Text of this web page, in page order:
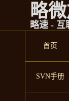
略
略速 - 互
首页
SVN手册